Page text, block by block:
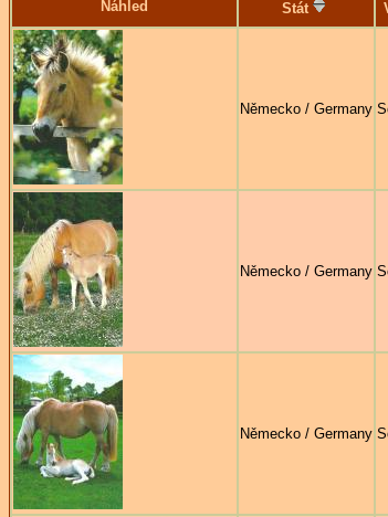
Náhled Stát
Německo / Germany
Německo / Germany
Německo / Germany